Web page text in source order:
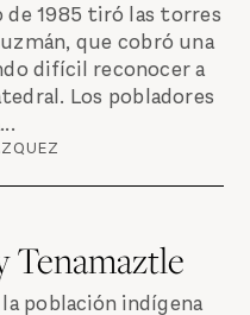
1985 tiró las torres
que cobró una
difícil reconocer a
Los pobladores
Tenamaztle
población indígena